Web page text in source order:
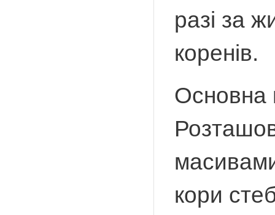
разі за
коренів.
Основна
кори